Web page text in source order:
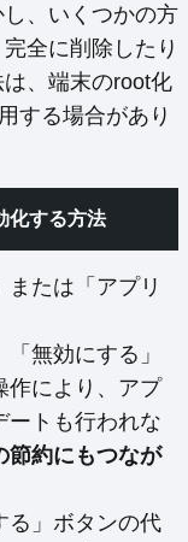
、いくつかの方
全に削除したり
、端末のroot化
する場合があり
化する方法
たは「アプリ
無効にする」
作により、アプ
ートも行われな
節約にもつなが
る」ボタンの代